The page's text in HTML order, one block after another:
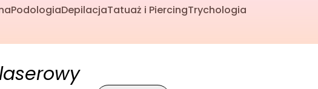
PodologiaDepilacjaTatuaż i PiercingTrychologia